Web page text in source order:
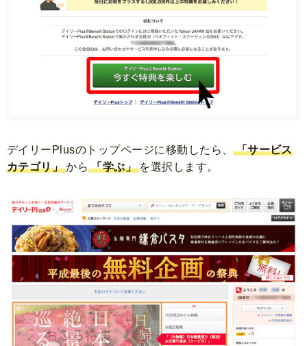
デイリーPlusのトップページに移動したら、
「サービス
カテゴリ」 から 「学ぶ」 を選択します。